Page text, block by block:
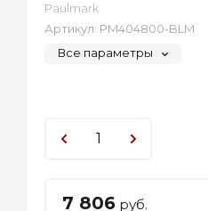
Paulmark
Артикул: PM404800-BLM
Все параметры
7 806 руб.